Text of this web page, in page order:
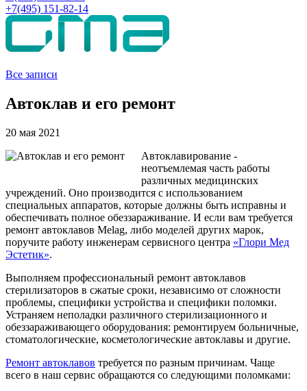
+7(495) 151-82-14
Все записи
Автоклав и его ремонт
20 мая 2021
Автоклавирование -
неотъемлемая часть работы
различных медицинских
учреждений. Оно производится с использованием
специальных аппаратов, которые должны быть исправны и
обеспечивать полное обеззараживание. И если вам требуется
ремонт автоклавов Melag, либо моделей других марок,
поручите работу инженерам сервисного центра «Глори Мед
Эстетик».
Выполняем профессиональный ремонт автоклавов
стерилизаторов в сжатые сроки, независимо от сложности
проблемы, специфики устройства и специфики поломки.
Устраняем неполадки различного стерилизационного и
обеззараживающего оборудования: ремонтируем больничные,
стоматологические, косметологические автоклавы и другие.
Ремонт автоклавов требуется по разным причинам. Чаще
всего в наш сервис обращаются со следующими поломками: